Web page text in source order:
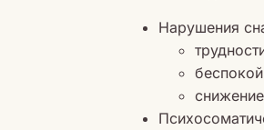
Нарушения